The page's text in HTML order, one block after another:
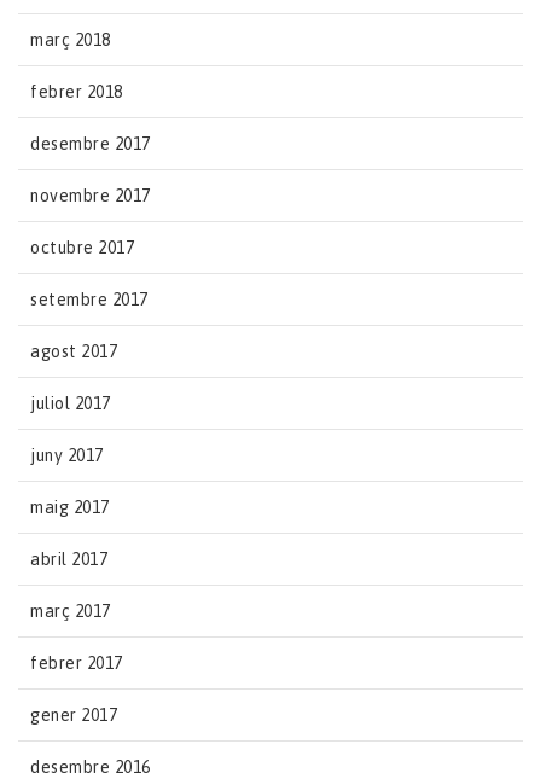
març 2018
febrer 2018
desembre 2017
novembre 2017
octubre 2017
setembre 2017
agost 2017
juliol 2017
juny 2017
maig 2017
abril 2017
març 2017
febrer 2017
gener 2017
desembre 2016